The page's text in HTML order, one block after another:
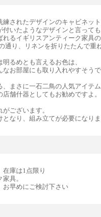
されたデザインのキャビネット
いたようなデザインと言って
るイギリスアンティーク家具
通り、リネンを折りたたんで重
るめとも言えるお色は、
お部屋にも取り入れやすそう
まさに一石二鳥の人気アイテム
舗什器としてもお勧めですよ。
ございます。
なり、組み立てが必要になりま
在庫は1点限り
具。
お早めにご検討下さい